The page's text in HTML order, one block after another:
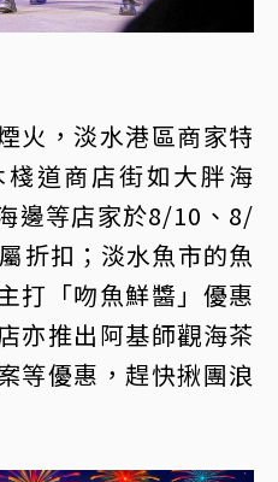
火，淡水港區商家特
道商店街如大胖海
邊等店家於8/10、8/
折扣；淡水魚市的魚
打「吻魚鮮醬」優惠
亦推出阿基師觀海茶
等優惠，趕快揪團浪